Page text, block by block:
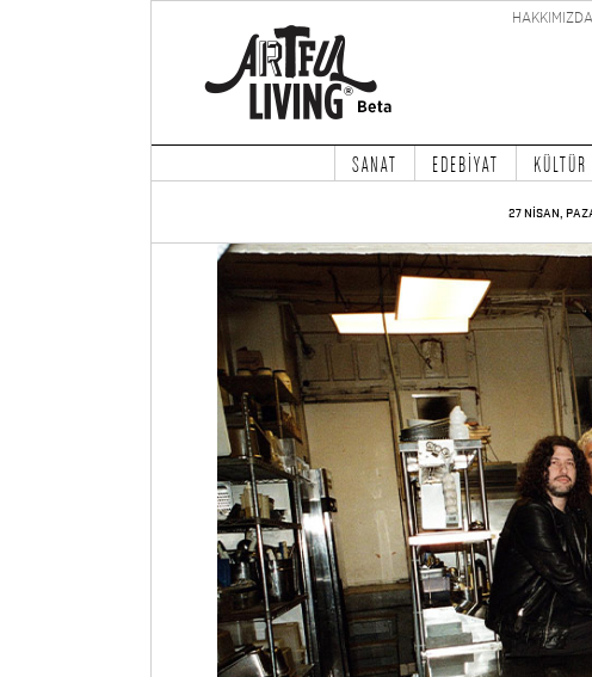
HAKKIMIZDA
SANAT EDEBİYAT
27 NİSAN,